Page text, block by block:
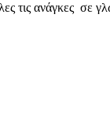
τις ανάγκες σε